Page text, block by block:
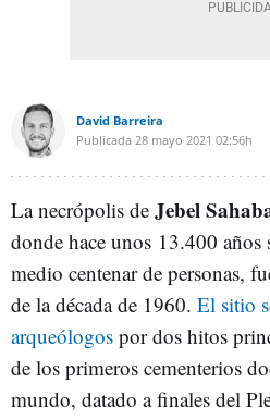
David Barreira
Publicada 28 mayo 2021 02:56h
La necrópolis de Jebel
donde hace unos 13.400 años
medio centenar de personas,
de la década de 1960. El sitio
arqueólogos por dos hitos
de los primeros cementerios
mundo, datado a finales del